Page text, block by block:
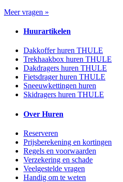
Meer vragen »
Huurartikelen
Dakkoffer huren THULE
Trekhaakbox huren THULE
Dakdragers huren THULE
Fietsdrager huren THULE
Sneeuwkettingen huren
Skidragers huren THULE
Over Huren
Reserveren
Prijsberekening en kortingen
Regels en voorwaarden
Verzekering en schade
Veelgestelde vragen
Handig om te weten